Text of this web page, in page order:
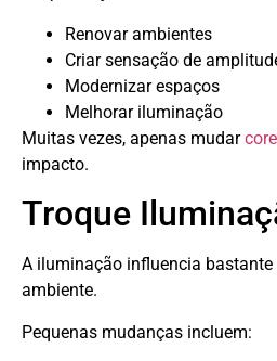
Renovar ambientes
Criar sensação de
Modernizar espaços
Melhorar iluminação
Muitas vezes, apenas mudar
impacto.
Troque
A iluminação influencia bastante
ambiente.
Pequenas mudanças incluem: